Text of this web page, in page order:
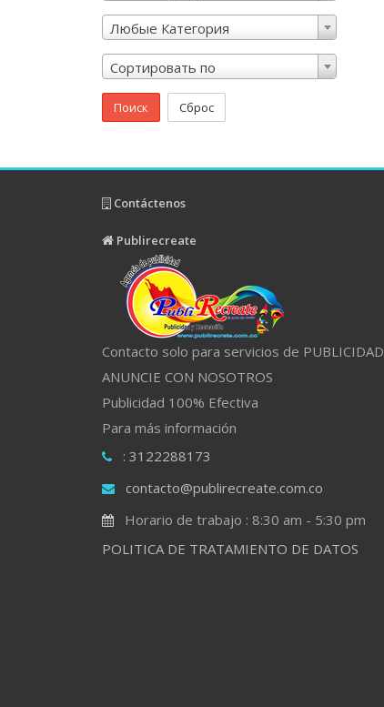
Любые Категория
Сортировать по
Поиск Сброс
Contáctenos
Publirecreate
Contacto solo para servicios de PUBLICIDAD
ANUNCIE CON NOSOTROS
Publicidad 100% Efectiva
Para más información
: 3122288173
contacto@publirecreate.com.co
Horario de trabajo : 8:30 am - 5:30 pm
POLITICA DE TRATAMIENTO DE DATOS